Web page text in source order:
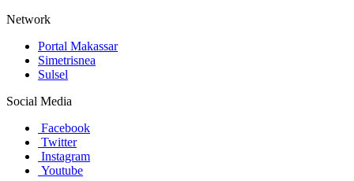
Network
Portal Makassar
Simetrisnea
Sulsel
Social Media
Facebook
Twitter
Instagram
Youtube